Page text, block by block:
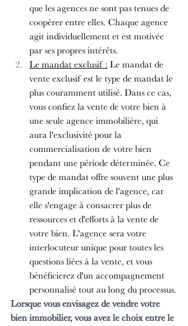
que les agences ne sont pas tenues de
coopérer entre elles. Chaque agence
agit individuellement et est motivée
par ses propres intérêts.
Le mandat exclusif : Le mandat de
vente exclusif est le type de mandat le
plus couramment utilisé. Dans ce cas,
vous confiez la vente de votre bien à
une seule agence immobilière, qui
aura l'exclusivité pour la
commercialisation de votre bien
pendant une période déterminée. Ce
type de mandat offre souvent une plus
grande implication de l'agence, car
elle s'engage à consacrer plus de
ressources et d'efforts à la vente de
votre bien. L'agence sera votre
interlocuteur unique pour toutes les
questions liées à la vente, et vous
bénéficierez d'un accompagnement
personnalisé tout au long du processus.
Lorsque vous envisagez de vendre votre
bien immobilier, vous avez le choix entre le